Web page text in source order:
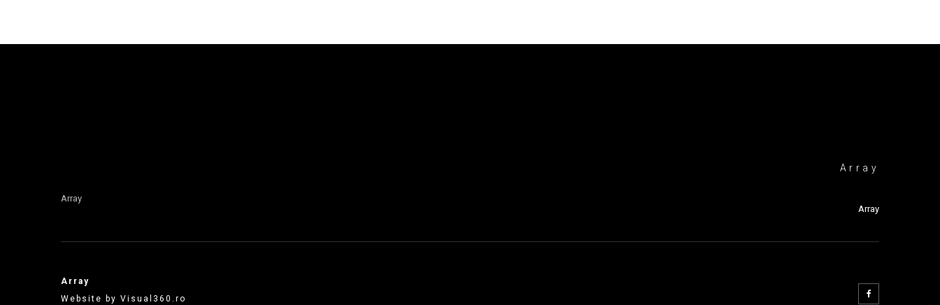
Array
Array
Array
Array
Website by Visual360.ro